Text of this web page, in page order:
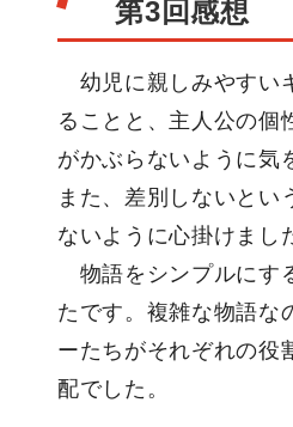
第3回感想
幼児に親しみやすい
ることと、主人公の個
がかぶらないように気
また、差別しないとい
ないように心掛けまし
物語をシンプルにす
たです。複雑な物語な
ーたちがそれぞれの役
配でした。